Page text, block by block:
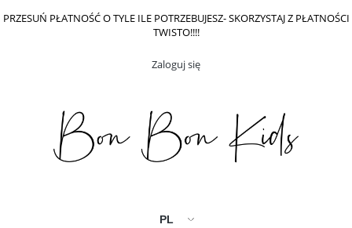
PRZESUŃ PŁATNOŚĆ O TYLE ILE POTRZEBUJESZ- SKORZYSTAJ Z PŁATNOŚCI
TWISTO!!!!
Zaloguj się